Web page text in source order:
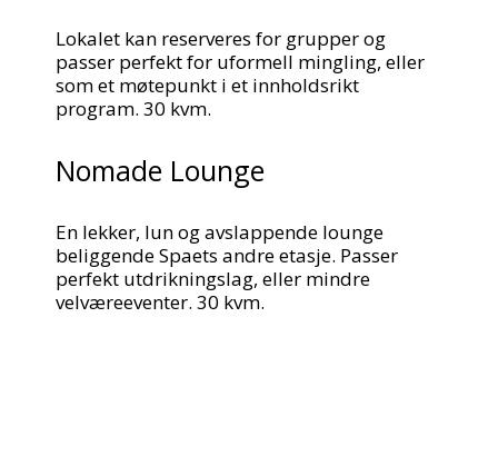
Lokalet kan reserveres for grupper og
passer perfekt for uformell mingling, eller
som et møtepunkt i et innholdsrikt
program. 30 kvm.
Nomade Lounge
En lekker, lun og avslappende lounge
beliggende Spaets andre etasje. Passer
perfekt utdrikningslag, eller mindre
velværeeventer. 30 kvm.